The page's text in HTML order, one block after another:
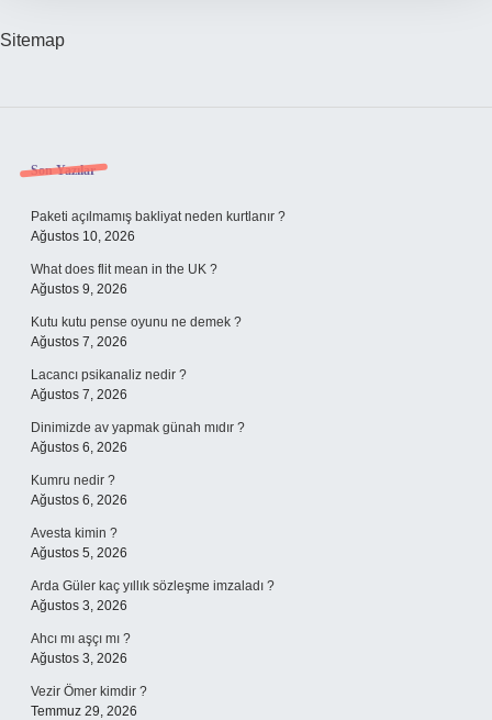
Sitemap
Sidebar
Son Yazılar
Paketi açılmamış bakliyat neden kurtlanır ?
Ağustos 10, 2026
What does flit mean in the UK ?
Ağustos 9, 2026
Kutu kutu pense oyunu ne demek ?
Ağustos 7, 2026
Lacancı psikanaliz nedir ?
Ağustos 7, 2026
Dinimizde av yapmak günah mıdır ?
Ağustos 6, 2026
Kumru nedir ?
Ağustos 6, 2026
Avesta kimin ?
Ağustos 5, 2026
Arda Güler kaç yıllık sözleşme imzaladı ?
Ağustos 3, 2026
Ahcı mı aşçı mı ?
Ağustos 3, 2026
Vezir Ömer kimdir ?
Temmuz 29, 2026